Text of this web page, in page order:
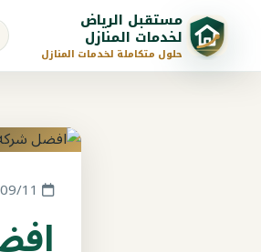
مستقبل الرياض
لخدمات المنازل
حلول متكاملة لخدمات المنازل